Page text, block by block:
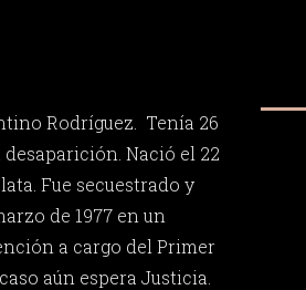
Rodríguez. Tenía 26
Nació el 22
Fue secuestrado y
de 1977 en un
a cargo del Primer
aún espera Justicia.